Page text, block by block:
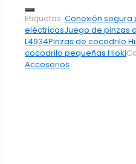
Etiquetas: Conexión
eléctricasJuego de pinzas
L4934Pinzas de cocodrilo
cocodrilo pequeñas Hioki
Accesorios